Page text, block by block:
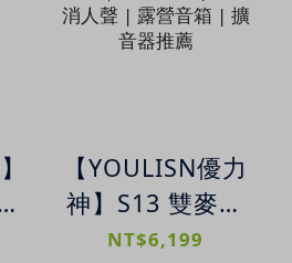
【YOULISN優力
神】S13 雙麥旗
艦版K歌藍牙音
NT$6,199